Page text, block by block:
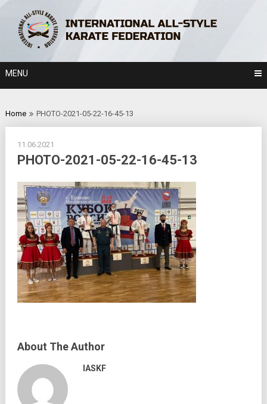
content
MENU
Home PHOTO-2021-05-22-16-45-13
11.06.2021
PHOTO-2021-05-22-16-45-13
About The Author
IASKF